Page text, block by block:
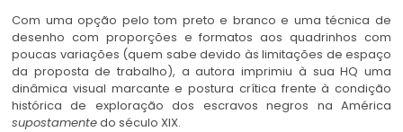
Com uma opção pelo tom preto e branco e uma técnica de
desenho com proporções e formatos aos quadrinhos com
poucas variações (quem sabe devido às limitações de espaço
da proposta de trabalho), a autora imprimiu à sua HQ uma
dinâmica visual marcante e postura crítica frente à condição
histórica de exploração dos escravos negros na América
supostamentedo século XIX.